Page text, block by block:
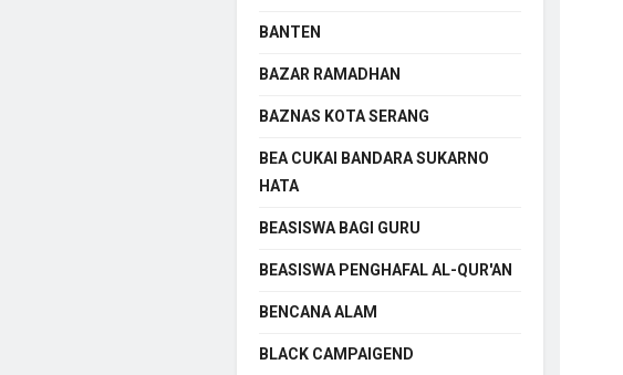
BANTEN
BAZAR RAMADHAN
BAZNAS KOTA SERANG
BEA CUKAI BANDARA SUKARNO
HATA
BEASISWA BAGI GURU
BEASISWA PENGHAFAL AL-QUR'AN
BENCANA ALAM
BLACK CAMPAIGEND